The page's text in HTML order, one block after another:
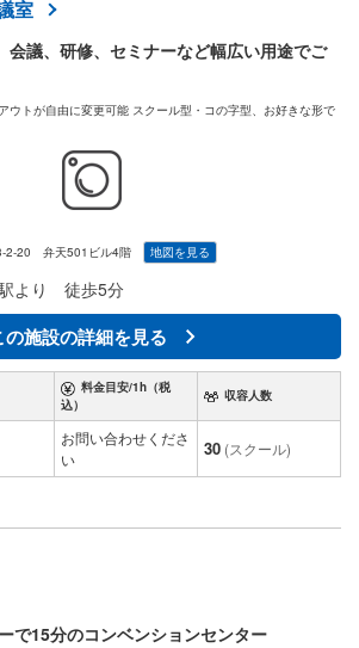
室
会議、研修、セミナーなど幅広い用途でご
ウトが自由に変更可能 スクール型・コの字型、お好きな形で
2-20 弁天501ビル4階 地図を見る
より 徒歩5分
の施設の詳細を見る
料金目安/1h（税
込）
収容人数
お問い合わせくださ
い
30 (スクール)
で15分のコンベンションセンター